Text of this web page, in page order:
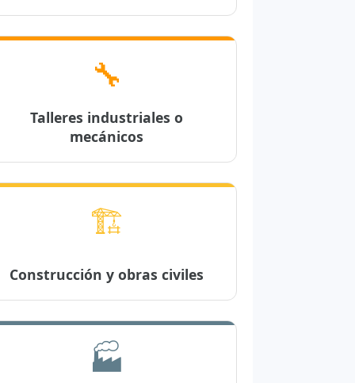
🔧
Talleres industriales o
mecánicos
🏗️
Construcción y obras civiles
🏭